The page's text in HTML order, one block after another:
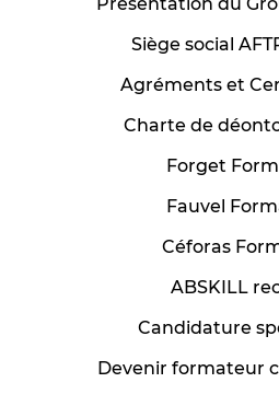
Siège social
Agréments et
Charte de
Forget
Fauvel
Céforas
ABSKILL
Candidature
Devenir formateur